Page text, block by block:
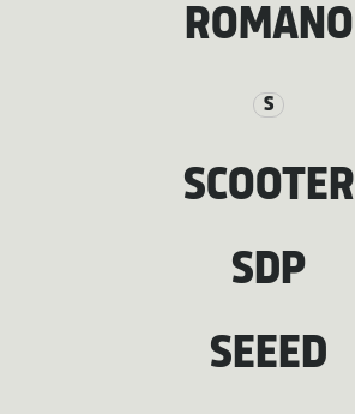
ROMANO
S
SCOOTER
SDP
SEEED